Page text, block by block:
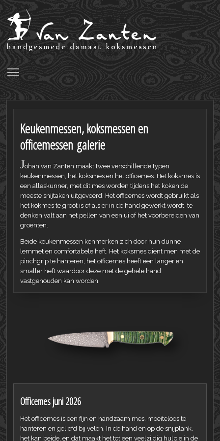
Keukenmessen, koksmessen en
officemessen galerie
Johan van Zanten maakt twee verschillende typen
keukenmessen; het koksmes en het officemes. Het koksmes is
een alleskunner, met dit mes worden tijdens het koken de
meeste snijtaken uitgevoerd. Het officemes wordt gebruikt als
het kokmes te groot is of als er in de hand gewerkt wordt, te
denken valt aan het pellen van een ui of het voorbereiden van
groenten.
Beide keukenmessen kenmerken zich door hun dunne
lemmet en comfortabele heft. Het koksmes dient men met de
pinchgrip te hanteren, het officemes heeft een langer en
smaller heft waardoor deze met de gehele hand
vastgehouden kan worden.
Officemes juni 2026
Het officemes is een fijn en handzaam mes, moeiteloos te
hanteren en geliefd bij velen. In de hand en op de snijplank,
het kan beide, en dat maakt het tot een veelzijdig hulpje in de